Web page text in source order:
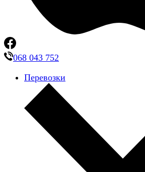
068 043 752
Перевозки